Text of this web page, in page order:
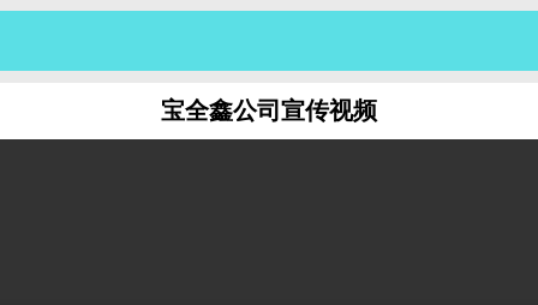
关于我们
联系我们
51La
宝全鑫公司宣传视频